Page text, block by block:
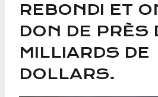
REBONDI ET
DON DE PRÈS
MILLIARDS DE
DOLLARS.